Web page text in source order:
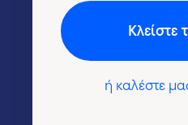
ή καλέστε